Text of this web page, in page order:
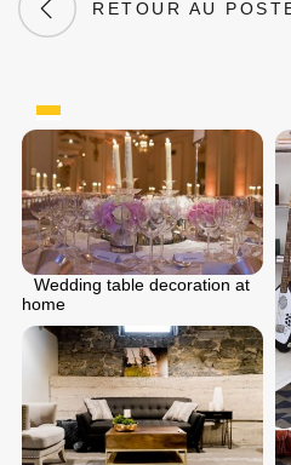
RETOUR AU
Wedding table decoration at
home